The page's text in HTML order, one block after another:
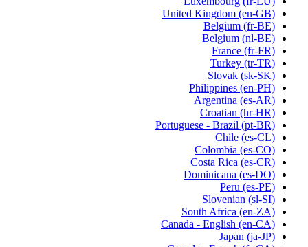
United Kingdom (en-GB)
Belgium (fr-BE)
Belgium (nl-BE)
France (fr-FR)
Turkey (tr-TR)
Slovak (sk-SK)
Philippines (en-PH)
Argentina (es-AR)
Croatian (hr-HR)
Portuguese - Brazil (pt-BR)
Chile (es-CL)
Colombia (es-CO)
Costa Rica (es-CR)
Dominicana (es-DO)
Peru (es-PE)
Slovenian (sl-SI)
South Africa (en-ZA)
Canada - English (en-CA)
Japan (ja-JP)